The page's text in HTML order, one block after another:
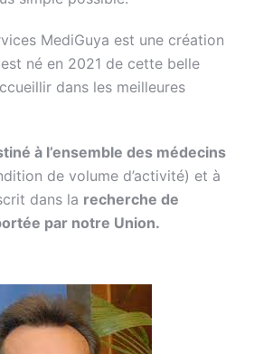
MediGuya est une création
né en 2021 de cette belle
dans les meilleures
à l’ensemble des médecins
de volume d’activité) et à
dans la recherche de
par notre Union.